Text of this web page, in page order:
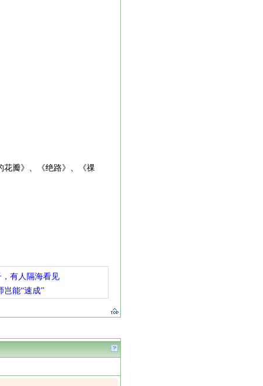
花瓣》、《绝路》、《祼
有人隔海看见
岂能“速成”